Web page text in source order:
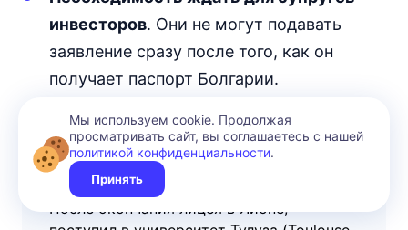
инвесторов. Они не могут подавать
заявление сразу после того, как он
получает паспорт Болгарии.
АВТОР МАТЕРИАЛА
Томас Легран
После окончания лицея в Лионе,
Мы используем cookie. Продолжая
просматривать сайт, вы соглашаетесь с нашей
политикой конфиденциальности.
Принять